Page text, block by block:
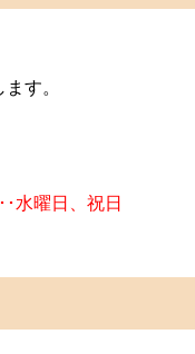
す。
水曜日、祝日